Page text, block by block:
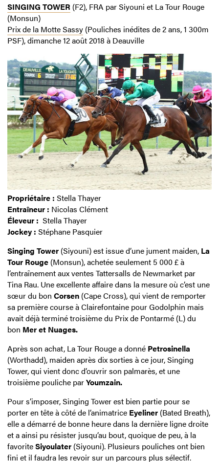
SINGING TOWER (F2), FRA par Siyouni et La Tour Rouge
(Monsun)
Prix de la Motte Sassy (Pouliches inédites de 2 ans, 1 300m
PSF), dimanche 12 août 2018 à Deauville
Propriétaire : Stella Thayer
Entraîneur : Nicolas Clément
Éleveur : Stella Thayer
Jockey : Stéphane Pasquier
Singing Tower (Siyouni) est issue d’une jument maiden, La
Tour Rouge (Monsun), achetée seulement 5 000 £ à
l’entraînement aux ventes Tattersalls de Newmarket par
Tina Rau. Une excellente affaire dans la mesure où c’est une
sœur du bon Corsen (Cape Cross), qui vient de remporter
sa première course à Clairefontaine pour Godolphin mais
avait déjà terminé troisième du Prix de Pontarmé (L) du
bon Mer et Nuages.
Après son achat, La Tour Rouge a donné Petrosinella
(Worthadd), maiden après dix sorties à ce jour, Singing
Tower, qui vient donc d’ouvrir son palmarès, et une
troisième pouliche parYoumzain.
Pour s’imposer, Singing Tower est bien partie pour se
porter en tête à côté de l’animatrice Eyeliner (Bated Breath),
elle a démarré de bonne heure dans la dernière ligne droite
et a ainsi pu résister jusqu’au bout, quoique de peu, à la
favoriteSiyoulater (Siyouni). Plusieurs pouliches ont bien
fini et il faudra les revoir sur un parcours plus sélectif.